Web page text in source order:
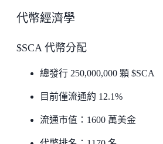
代幣經濟學
$SCA 代幣分配
總發行 250,000,000 顆 $SCA
目前僅流通約 12.1%
流通市值：1600 萬美金